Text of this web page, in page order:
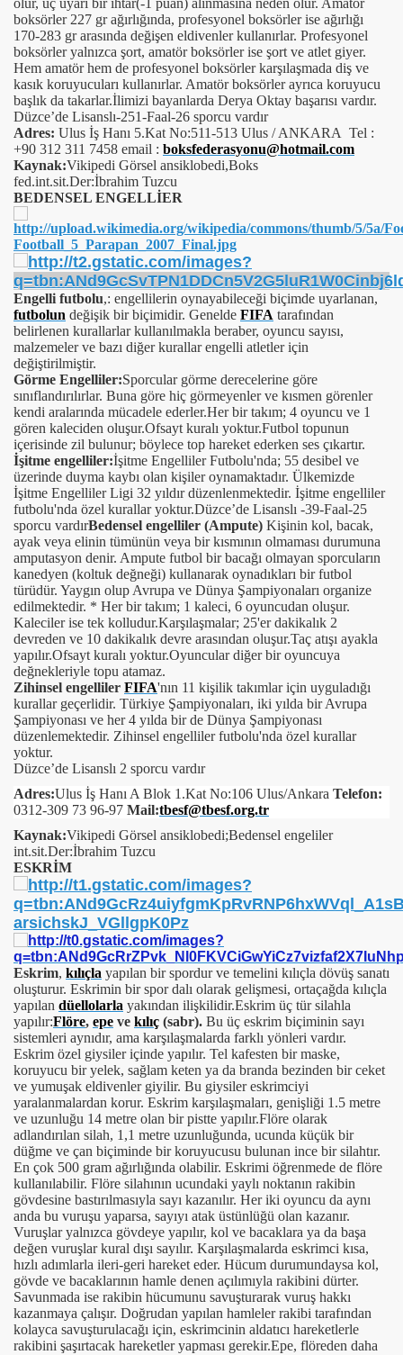
olur, üç uyarı bir ihtar(-1 puan) alınmasına neden olur. Amatör
boksörler 227 gr ağırlığında, profesyonel boksörler ise ağırlığı
170-283 gr arasında değişen eldivenler kullanırlar. Profesyonel
boksörler yalnızca şort, amatör boksörler ise şort ve atlet giyer.
Hem amatör hem de profesyonel boksörler karşılaşmada diş ve
kasık koruyucuları kullanırlar. Amatör boksörler ayrıca koruyucu
başlık da takarlar.İlimizi bayanlarda Derya Oktay başarısı vardır.
Düzce’de Lisanslı-251-Faal-26 sporcu vardır
Adres: Ulus İş Hanı 5.Kat No:511-513 Ulus / ANKARA Tel :
+90 312 311 7458 email : boksfederasyonu@hotmail.com
Kaynak:Vikipedi Görsel ansiklobedi,Boks
fed.int.sit.Der:İbrahim Tuzcu
BEDENSEL ENGELLİER
Engelli futbolu,: engellilerin oynayabileceği biçimde uyarlanan,
futbolun değişik bir biçimidir. Genelde FIFA tarafından
belirlenen kurallarlar kullanılmakla beraber, oyuncu sayısı,
malzemeler ve bazı diğer kurallar engelli atletler için
değiştirilmiştir.
Görme Engelliler:Sporcular görme derecelerine göre
sınıflandırılırlar. Buna göre hiç görmeyenler ve kısmen görenler
kendi aralarında mücadele ederler.Her bir takım; 4 oyuncu ve 1
gören kaleciden oluşur.Ofsayt kuralı yoktur.Futbol topunun
içerisinde zil bulunur; böylece top hareket ederken ses çıkartır.
İşitme engelliler:İşitme Engelliler Futbolu'nda; 55 desibel ve
üzerinde duyma kaybı olan kişiler oynamaktadır. Ülkemizde
İşitme Engelliler Ligi 32 yıldır düzenlenmektedir. İşitme engelliler
futbolu'nda özel kurallar yoktur.Düzce’de Lisanslı -39-Faal-25
sporcu vardırBedensel engelliler (Ampute) Kişinin kol, bacak,
ayak veya elinin tümünün veya bir kısmının olmaması durumuna
amputasyon denir. Ampute futbol bir bacağı olmayan sporcuların
kanedyen (koltuk değneği) kullanarak oynadıkları bir futbol
türüdür. Yaygın olup Avrupa ve Dünya Şampiyonaları organize
edilmektedir. * Her bir takım; 1 kaleci, 6 oyuncudan oluşur.
Kaleciler ise tek kolludur.Karşılaşmalar; 25'er dakikalık 2
devreden ve 10 dakikalık devre arasından oluşur.Taç atışı ayakla
yapılır.Ofsayt kuralı yoktur.Oyuncular diğer bir oyuncuya
değnekleriyle topu atamaz.
Zihinsel engelliler FIFA'nın 11 kişilik takımlar için uyguladığı
kurallar geçerlidir. Türkiye Şampiyonaları, iki yılda bir Avrupa
Şampiyonası ve her 4 yılda bir de Dünya Şampiyonası
düzenlemektedir. Zihinsel engelliler futbolu'nda özel kurallar
yoktur.
Düzce’de Lisanslı 2 sporcu vardır
Adres:Ulus İş Hanı A Blok 1.Kat No:106 Ulus/Ankara Telefon:
0312-309 73 96-97 Mail:tbesf@tbesf.org.tr
Kaynak:Vikipedi Görsel ansiklobedi;Bedensel engeliler
int.sit.Der:İbrahim Tuzcu
ESKRİM
Eskrim, kılıçla yapılan bir spordur ve temelini kılıçla dövüş sanatı
oluşturur. Eskrimin bir spor dalı olarak gelişmesi, ortaçağda kılıçla
yapılan düellolarla yakından ilişkilidir.Eskrim üç tür silahla
yapılır:Flöre, epe ve kılıç (sabr). Bu üç eskrim biçiminin sayı
sistemleri aynıdır, ama karşılaşmalarda farklı yönleri vardır.
Eskrim özel giysiler içinde yapılır. Tel kafesten bir maske,
koruyucu bir yelek, sağlam keten ya da branda bezinden bir ceket
ve yumuşak eldivenler giyilir. Bu giysiler eskrimciyi
yaralanmalardan korur. Eskrim karşılaşmaları, genişliği 1.5 metre
ve uzunluğu 14 metre olan bir pistte yapılır.Flöre olarak
adlandırılan silah, 1,1 metre uzunluğunda, ucunda küçük bir
düğme ve çan biçiminde bir koruyucusu bulunan ince bir silahtır.
En çok 500 gram ağırlığında olabilir. Eskrimi öğrenmede de flöre
kullanılabilir. Flöre silahının ucundaki yaylı noktanın rakibin
gövdesine bastırılmasıyla sayı kazanılır. Her iki oyuncu da aynı
anda bu vuruşu yaparsa, sayıyı atak üstünlüğü olan kazanır.
Vuruşlar yalnızca gövdeye yapılır, kol ve bacaklara ya da başa
değen vuruşlar kural dışı sayılır. Karşılaşmalarda eskrimci kısa,
hızlı adımlarla ileri-geri hareket eder. Hücum durumundaysa kol,
gövde ve bacaklarının hamle denen açılımıyla rakibini dürter.
Savunmada ise rakibin hücumunu savuşturarak vuruş hakkı
kazanmaya çalışır. Doğrudan yapılan hamleler rakibi tarafından
kolayca savuşturulacağı için, eskrimcinin aldatıcı hareketlerle
rakibini şaşırtacak hareketler yapması gerekir.Epe, flöreden daha